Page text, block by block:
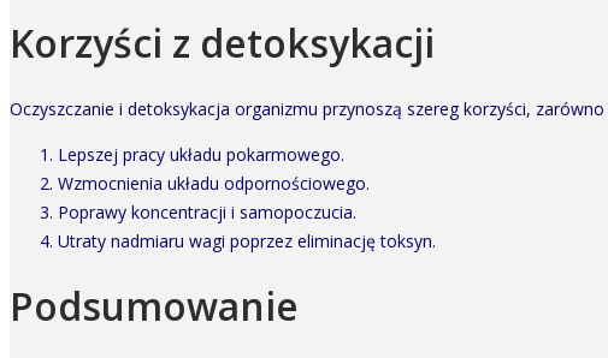
Korzyści z detoksykacji
Oczyszczanie i detoksykacja organizmu przynoszą szereg korzyści,
Lepszej pracy układu pokarmowego.
Wzmocnienia układu odpornościowego.
Poprawy koncentracji i samopoczucia.
Utraty nadmiaru wagi poprzez eliminację toksyn.
Podsumowanie